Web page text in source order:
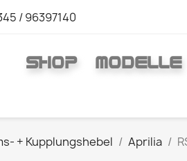
/ 96397140
SHOP MODELLE
+ Kupplungshebel Aprilia